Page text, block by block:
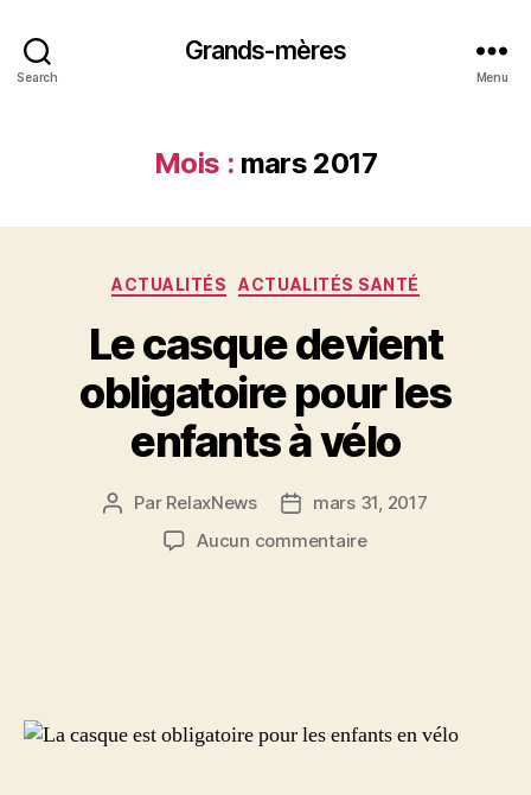
Search
Grands-mères
Menu
Mois : mars 2017
Catégories
ACTUALITÉS ACTUALITÉS SANTÉ
Le casque devient
obligatoire pour les
enfants à vélo
Auteur
l’article
Par RelaxNews
Datemars 31, 2017
Aucun commentairesur
à